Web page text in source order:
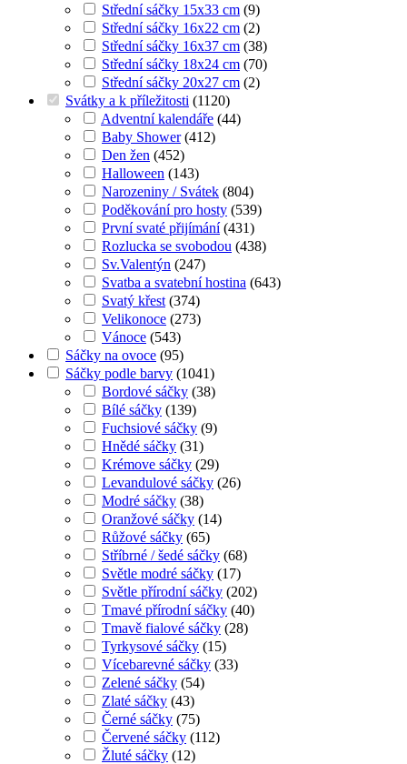
Střední sáčky 15x33 cm (9)
Střední sáčky 16x22 cm (2)
Střední sáčky 16x37 cm (38)
Střední sáčky 18x24 cm (70)
Střední sáčky 20x27 cm (2)
Svátky a k příležitosti (1120)
Adventní kalendáře (44)
Baby Shower (412)
Den žen (452)
Halloween (143)
Narozeniny / Svátek (804)
Poděkování pro hosty (539)
První svaté přijímání (431)
Rozlucka se svobodou (438)
Sv.Valentýn (247)
Svatba a svatební hostina (643)
Svatý křest (374)
Velikonoce (273)
Vánoce (543)
Sáčky na ovoce (95)
Sáčky podle barvy (1041)
Bordové sáčky (38)
Bílé sáčky (139)
Fuchsiové sáčky (9)
Hnědé sáčky (31)
Krémove sáčky (29)
Levandulové sáčky (26)
Modré sáčky (38)
Oranžové sáčky (14)
Růžové sáčky (65)
Stříbrné / šedé sáčky (68)
Světle modré sáčky (17)
Světle přírodní sáčky (202)
Tmavé přírodní sáčky (40)
Tmavě fialové sáčky (28)
Tyrkysové sáčky (15)
Vícebarevné sáčky (33)
Zelené sáčky (54)
Zlaté sáčky (43)
Černé sáčky (75)
Červené sáčky (112)
Žluté sáčky (12)